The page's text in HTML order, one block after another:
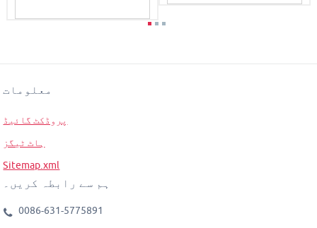
معلومات
پروڈکٹ گائیڈ
ہاٹ ٹیگز
Sitemap.xml
ہم سے رابطہ کریں۔
0086-631-5775891